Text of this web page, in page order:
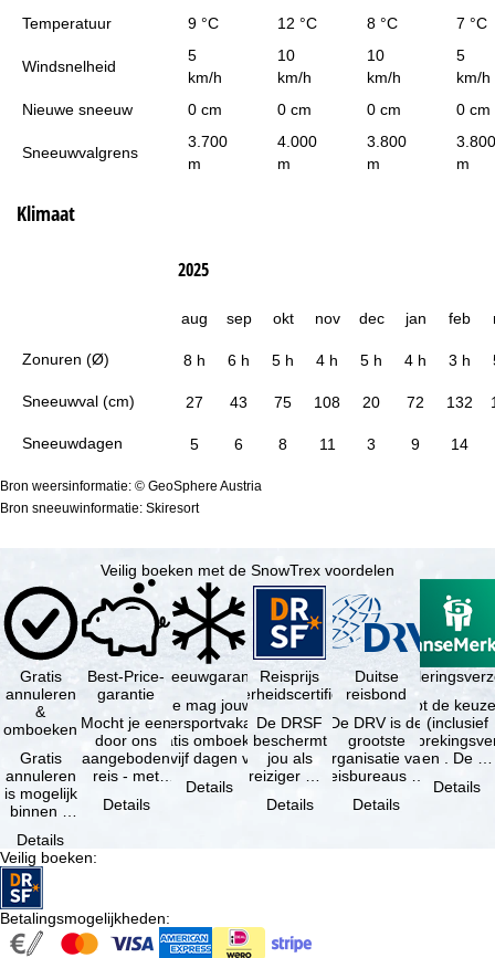
Temperatuur 9 °C 12 °C 8 °C 7 °C
Windsnelheid
5
km/h
10
km/h
10
km/h
5
km/h
Nieuwe sneeuw
0 cm 0 cm 0 cm 0 cm
Sneeuwvalgrens
3.700
m
4.000
m
3.800
m
3.800
m
Klimaat
Zonuren (Ø)
Sneeuwval (cm)
Sneeuwdagen
2025
aug sep okt nov dec jan feb
8 h 6 h 5 h 4 h 5 h 4 h 3 h
27 43 75 108 20 72 132
5 6 8 11 3 9 14
Bron weersinformatie: © GeoSphere Austria
Bron sneeuwinformatie: Skiresort
Veilig boeken met de SnowTrex voordelen
Gratis
annuleren
&
omboeken
Gratis
annuleren
is mogelijk
binnen 5
de
boeking,
als jouw
vakantie …
Details
Best-Price-
garantie
Mocht je een
door ons
aangeboden
reis - met
beschikbaarheid
Details
Sneeuwgarantie
Je mag jouw
wintersportvakantie
gratis omboeken
als vijf dagen voor
Details
Reisprijs
zekerheidscertificaat
De DRSF
beschermt
jou als
reiziger met
pakketreis
Details
Duitse
reisbond
De DRV is de
grootste
organisatie van
reisbureaus en
in Duitsland. …
Details
Je hebt de
(inclusief
en . De …
Details
Veilig boeken:
Betalingsmogelijkheden: